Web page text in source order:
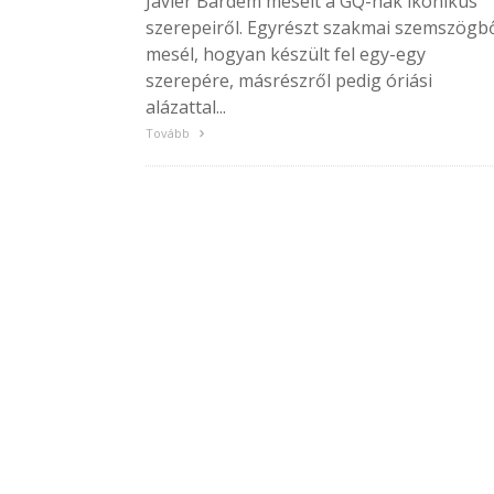
szerepeiről. Egyrészt szakmai
mesél, hogyan készült fel egy-egy
szerepére, másrészről pedig óriási
alázattal...
Tovább